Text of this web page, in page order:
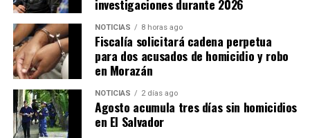
investigaciones durante 2026
NOTICIAS 8 horas ago
Fiscalía solicitará cadena perpetua
para dos acusados de homicidio y robo
en Morazán
NOTICIAS 2 días ago
Agosto acumula tres días sin homicidios
en El Salvador